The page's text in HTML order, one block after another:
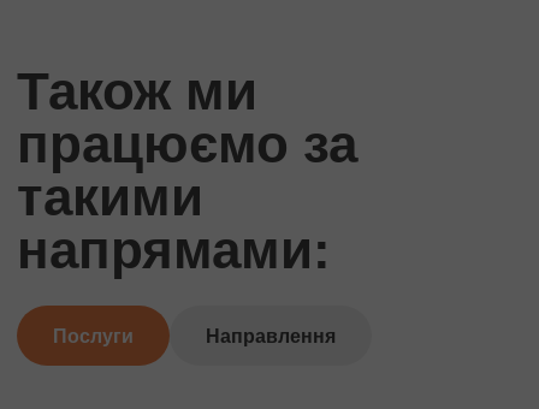
Також ми
працюємо за
такими
напрямами:
Послуги Направлення